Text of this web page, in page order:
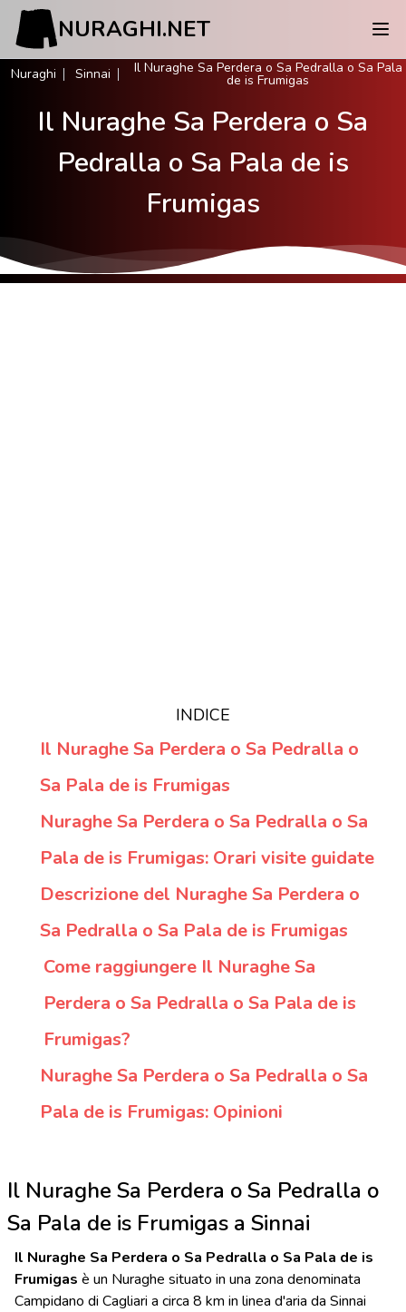
NURAGHI.NET
Nuraghi Sinnai Il Nuraghe Sa Perdera o Sa Pedralla o Sa Pala
de is Frumigas
Il Nuraghe Sa Perdera o Sa
Pedralla o Sa Pala de is
Frumigas
INDICE
Il Nuraghe Sa Perdera o Sa Pedralla o
Sa Pala de is Frumigas
Nuraghe Sa Perdera o Sa Pedralla o Sa
Pala de is Frumigas: Orari visite guidate
Descrizione del Nuraghe Sa Perdera o
Sa Pedralla o Sa Pala de is Frumigas
Come raggiungere Il Nuraghe Sa
Perdera o Sa Pedralla o Sa Pala de is
Frumigas?
Nuraghe Sa Perdera o Sa Pedralla o Sa
Pala de is Frumigas: Opinioni
Il Nuraghe Sa Perdera o Sa Pedralla o
Sa Pala de is Frumigas a Sinnai
Il Nuraghe Sa Perdera o Sa Pedralla o Sa Pala de is
Frumigas è un Nuraghe situato in una zona denominata
Campidano di Cagliari a circa 8 km in linea d'aria da Sinnai